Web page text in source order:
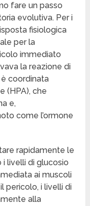
fare un passo
evolutiva. Per i
fisiologica
per la
immediato
la reazione di
è coordinata
(HPA), che
e,
come l’ormone
rapidamente le
livelli di glucosio
ai muscoli
pericolo, i livelli di
alla